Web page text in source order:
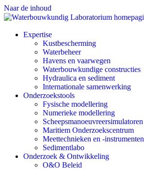
Naar de inhoud
Expertise
Kustbescherming
Waterbeheer
Havens en vaarwegen
Waterbouwkundige constructies
Hydraulica en sediment
Internationale samenwerking
Onderzoekstools
Fysische modellering
Numerieke modellering
Scheepsmanoeuvreersimulatoren
Maritiem Onderzoekscentrum
Meettechnieken en -instrumenten
Sedimentlabo
Onderzoek & Ontwikkeling
O&O Beleid